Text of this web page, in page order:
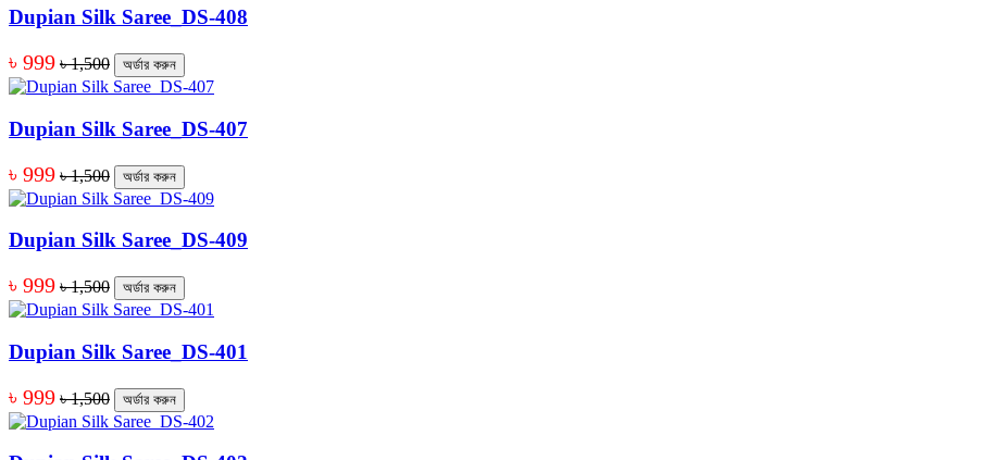
Dupian Silk Saree_DS-408
৳ 999 ৳ 1,500 অর্ডার করুন
Dupian Silk Saree_DS-407
৳ 999 ৳ 1,500 অর্ডার করুন
Dupian Silk Saree_DS-409
৳ 999 ৳ 1,500 অর্ডার করুন
Dupian Silk Saree_DS-401
৳ 999 ৳ 1,500 অর্ডার করুন